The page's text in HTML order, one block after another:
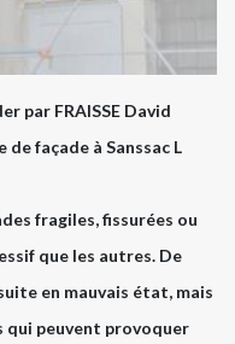
par FRAISSE David
façade à Sanssac L
fragiles, fissurées ou
que les autres. De
en mauvais état, mais
qui peuvent provoquer